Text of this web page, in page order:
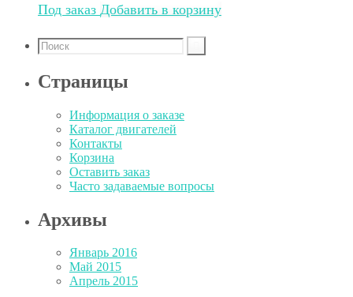
Под заказ Добавить в корзину
Страницы
Информация о заказе
Каталог двигателей
Контакты
Корзина
Оставить заказ
Часто задаваемые вопросы
Архивы
Январь 2016
Май 2015
Апрель 2015